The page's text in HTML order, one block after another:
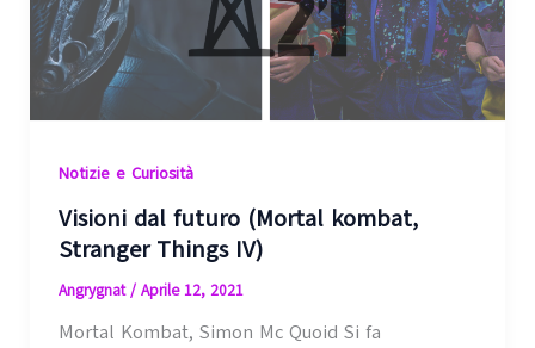
Notizie e Curiosità
Visioni dal futuro (Mortal kombat,
Stranger Things IV)
Angrygnat/ Aprile 12, 2021
Mortal Kombat, Simon Mc Quoid Si fa